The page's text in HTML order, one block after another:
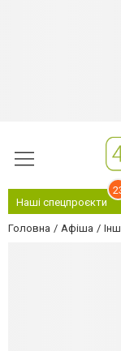
Наші спецпроєкти
Головна Афіша